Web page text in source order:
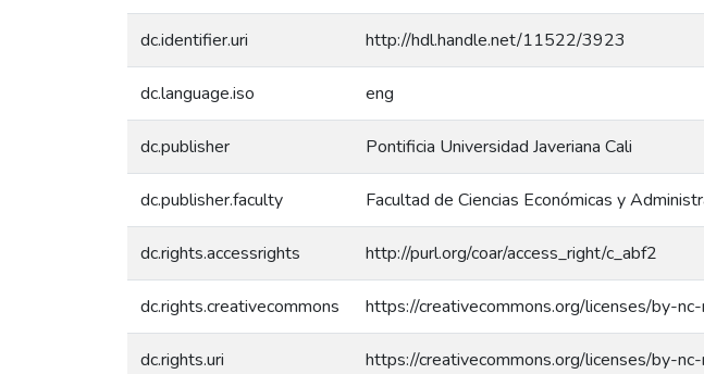
dc.identifier.uri http://hdl.handle.net/11522/3923
dc.language.iso eng
dc.publisher Pontificia Universidad Javeriana Cali
dc.publisher.faculty Facultad de Ciencias Económicas y
dc.rights.accessrights http://purl.org/coar/access_right/c_abf2
dc.rights.creativecommons https://creativecommons.org/licenses/by-
dc.rights.uri https://creativecommons.org/licenses/by-